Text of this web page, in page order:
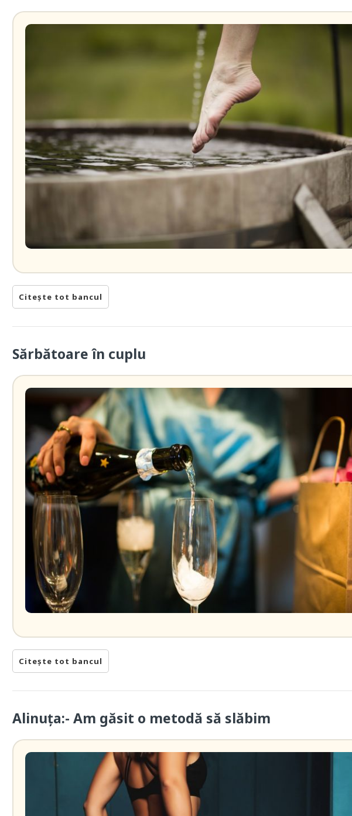
Citește tot bancul
Sărbătoare în cuplu
Citește tot bancul
Alinuța:- Am găsit o metodă să slăbim